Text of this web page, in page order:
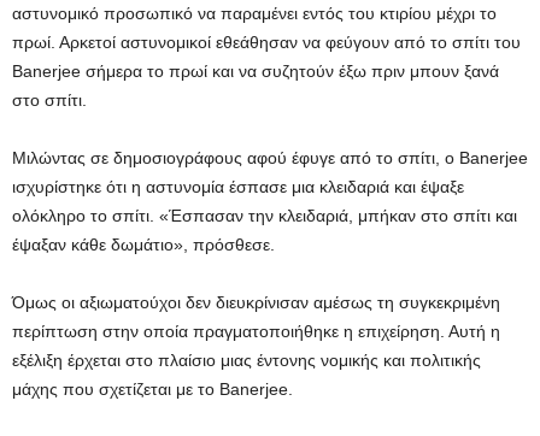
αστυνομικό προσωπικό να παραμένει εντός του κτιρίου μέχρι το
πρωί. Αρκετοί αστυνομικοί εθεάθησαν να φεύγουν από το σπίτι του
Banerjee σήμερα το πρωί και να συζητούν έξω πριν μπουν ξανά
στο σπίτι.
Μιλώντας σε δημοσιογράφους αφού έφυγε από το σπίτι, ο Banerjee
ισχυρίστηκε ότι η αστυνομία έσπασε μια κλειδαριά και έψαξε
ολόκληρο το σπίτι. «Έσπασαν την κλειδαριά, μπήκαν στο σπίτι και
έψαξαν κάθε δωμάτιο», πρόσθεσε.
Όμως οι αξιωματούχοι δεν διευκρίνισαν αμέσως τη συγκεκριμένη
περίπτωση στην οποία πραγματοποιήθηκε η επιχείρηση. Αυτή η
εξέλιξη έρχεται στο πλαίσιο μιας έντονης νομικής και πολιτικής
μάχης που σχετίζεται με το Banerjee.